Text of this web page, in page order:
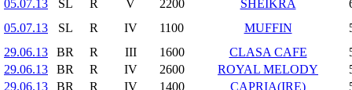
05.07.13
SL R V 2200 SHEIKRA
05.07.13
SL R IV 1100 MUFFIN
29.06.13
BR R III 1600 CLASA CAFE
29.06.13
BR R IV 2600 ROYAL MELODY
29.06.13
BR R IV 1400 CAPRIA(IRE)